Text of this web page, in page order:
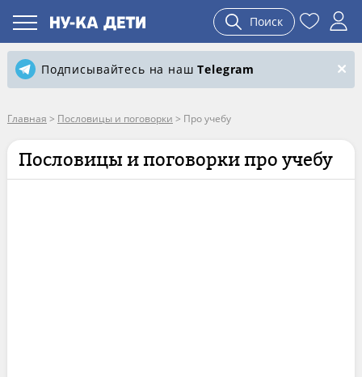
Поиск
Подписывайтесь на нашTelegram
Главная > Пословицы и поговорки > Про учебу
Пословицы и поговорки про учебу